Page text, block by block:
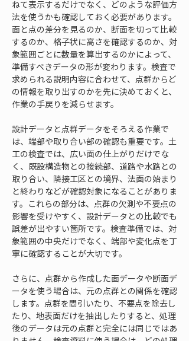
ねて表示するだけでなく、どのような評価方
法を使うかも確認しておく必要があります。
面と点の差分を見るのか、断面を切って比較
するのか、格子状に高さを確認するのか、対
象範囲ごとに数量を算出するのかによって、
準備すべきデータの形が変わります。検査で
求められる説明内容に合わせて、点群からど
の情報を取り出すのかを先に決めておくと、
作業の手戻りを減らせます。
設計データと点群データをそろえる作業で
は、端部や取り合い部の確認も重要です。土
工の検査では、広い面の仕上がりだけでな
く、既設構造物との接続部、道路や水路との
取り合い、隣接工区との境界、法面の始まり
と終わりなどが確認対象になることがありま
す。これらの部分は、点群の欠測や不要点の
影響を受けやすく、設計データとの比較でも
誤差が出やすい箇所です。検査準備では、対
象範囲の中央だけでなく、端部や変化点を丁
寧に確認することが大切です。
さらに、点群から作成した面データや断面デ
ータを使う場合は、元の点群との関係を確認
します。点群を間引いたり、不要点を除去し
たり、地表面だけを抽出したりすると、処理
後のデータは元の点群と完全には同じではあ